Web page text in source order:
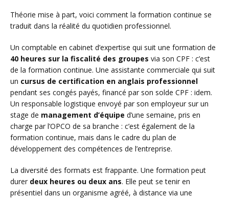
Théorie mise à part, voici comment la formation continue se
traduit dans la réalité du quotidien professionnel.
Un comptable en cabinet d’expertise qui suit une formation de
40 heures sur la fiscalité des groupes via son CPF : c’est
de la formation continue. Une assistante commerciale qui suit
un cursus de certification en anglais professionnel
pendant ses congés payés, financé par son solde CPF : idem.
Un responsable logistique envoyé par son employeur sur un
stage de management d’équipe d’une semaine, pris en
charge par l’OPCO de sa branche : c’est également de la
formation continue, mais dans le cadre du plan de
développement des compétences de l’entreprise.
La diversité des formats est frappante. Une formation peut
durer deux heures ou deux ans. Elle peut se tenir en
présentiel dans un organisme agréé, à distance via une